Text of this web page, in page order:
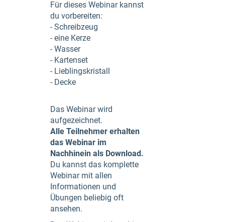
Für dieses Webinar kannst
du vorbereiten:
- Schreibzeug
- eine Kerze
- Wasser
- Kartenset
- Lieblingskristall
- Decke
Das Webinar wird
aufgezeichnet.
Alle Teilnehmer erhalten
das Webinar im
Nachhinein als Download.
Du kannst das komplette
Webinar mit allen
Informationen und
Übungen beliebig oft
ansehen.